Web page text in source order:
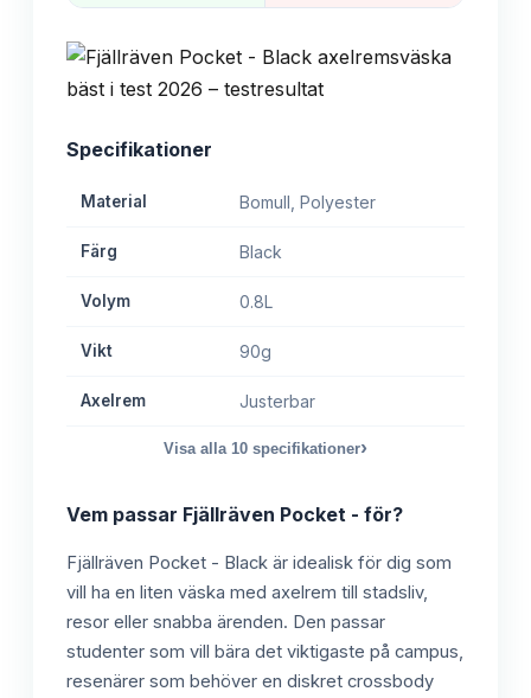
Specifikationer
Material Bomull, Polyester
Färg Black
Volym 0.8L
Vikt 90g
Axelrem Justerbar
Visa alla 10 specifikationer›
Vem passar Fjällräven Pocket - för?
Fjällräven Pocket - Black är idealisk för dig som
vill ha en liten väska med axelrem till stadsliv,
resor eller snabba ärenden. Den passar
studenter som vill bära det viktigaste på campus,
resenärer som behöver en diskret crossbody